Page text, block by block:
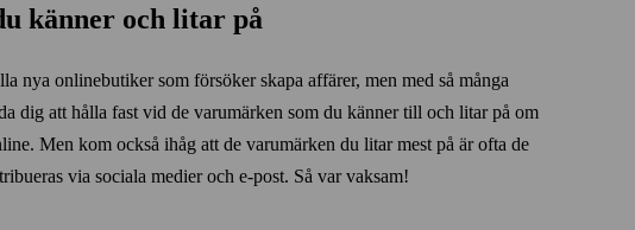
känner och litar på
nya online­butiker som försöker skapa affärer, men med så många
dig att hålla fast vid de varumärken som du känner till och litar på om
Men kom också ihåg att de varumärken du litar mest på är ofta de
via sociala medier och e-post. Så var vaksam!